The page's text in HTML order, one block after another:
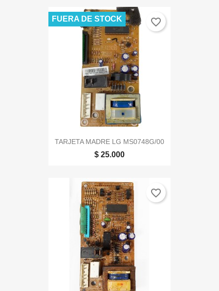
TARJETA MADRE LG MS0748G/00
$ 25.000
FUERA DE STOCK favorite_border
favorite_border